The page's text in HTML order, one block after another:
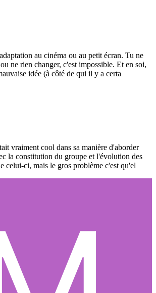
au cinéma ou au petit écran. Tu ne
ne rien changer, c'est impossible. Et en soi,
idée (à côté de qui il y a certa
vraiment cool dans sa manière d'aborder
la constitution du groupe et l'évolution des
celui-ci, mais le gros problème c'est qu'el